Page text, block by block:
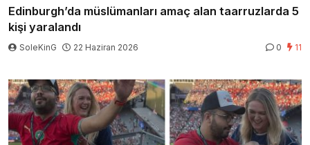
Edinburgh’da müslümanları amaç alan taarruzlarda 5
kişi yaralandı
SoleKinG 22 Haziran 2026 0 11